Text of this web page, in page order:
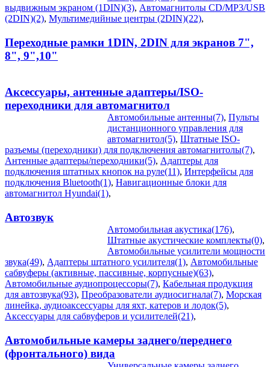
выдвижным экраном (1DIN)(3), Автомагнитолы CD/MP3/USB
(2DIN)(2), Мультимедийные центры (2DIN)(22),
Переходные рамки 1DIN, 2DIN для экранов 7",
8", 9",10"
Аксессуары, антенные адаптеры/ISO-
переходники для автомагнитол
Автомобильные антенны(7), Пульты
дистанционного управления для
автомагнитол(5), Штатные ISO-
разъемы (переходники) для подключения автомагнитолы(7),
Антенные адаптеры/переходники(5), Адаптеры для
подключения штатных кнопок на руле(11), Интерфейсы для
подключения Bluetooth(1), Навигационные блоки для
автомагнитол Hyundai(1),
Автозвук
Автомобильная акустика(176),
Штатные акустические комплекты(0),
Автомобильные усилители мощности
звука(49), Адаптеры штатного усилителя(1), Автомобильные
сабвуферы (активные, пассивные, корпусные)(63),
Автомобильные аудиопроцессоры(7), Кабельная продукция
для автозвука(93), Преобразователи аудиосигнала(7), Морская
линейка, аудиоаксессуары для яхт, катеров и лодок(5),
Аксессуары для сабвуферов и усилителей(21),
Автомобильные камеры заднего/переднего
(фронтального) вида